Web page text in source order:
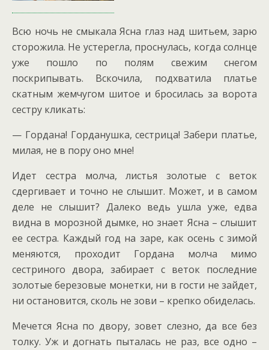
Всю ночь не смыкала Ясна глаз над шитьем, зарю
сторожила. Не устерегла, проснулась, когда солнце
уже пошло по полям свежим снегом
поскрипывать. Вскочила, подхватила платье
скатным жемчугом шитое и бросилась за ворота
сестру кликать:
— Гордана! Горданушка, сестрица! Забери платье,
милая, не в пору оно мне!
Идет сестра молча, листья золотые с веток
сдергивает и точно не слышит. Может, и в самом
деле не слышит? Далеко ведь ушла уже, едва
видна в морозной дымке, но знает Ясна – слышит
ее сестра. Каждый год на заре, как осень с зимой
меняются, проходит Гордана молча мимо
сестриного двора, забирает с веток последние
золотые березовые монетки, ни в гости не зайдет,
ни остановится, сколь не зови – крепко обиделась.
Мечется Ясна по двору, зовет слезно, да все без
толку. Уж и догнать пыталась не раз, все одно –